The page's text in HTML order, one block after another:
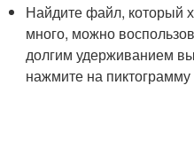
Найдите файл, который
много, можно
долгим удерживанием
нажмите на пиктограмму